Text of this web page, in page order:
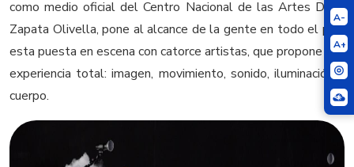
A-
A+
como medio oficial del Centro Nacional de las Artes Delia
Zapata Olivella, pone al alcance de la gente en todo el país
esta puesta en escena con catorce artistas, que propone una
experiencia total: imagen, movimiento, sonido, iluminación y
cuerpo.